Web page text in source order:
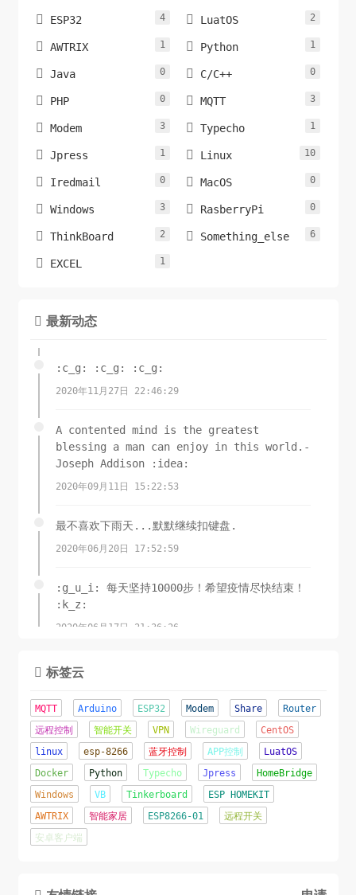
 ESP32 4  LuatOS 2
 AWTRIX 1  Python 1
 Java 0  C/C++ 0
 PHP 0  MQTT 3
 Modem 3  Typecho 1
 Jpress 1  Linux 10
 Iredmail 0  MacOS 0
 Windows 3  RasberryPi 0
 ThinkBoard 2  Something_else 6
 EXCEL 1
 最新动态
:c_g: :c_g: :c_g:
2020年11月27日 22:46:29
A contented mind is the greatest
blessing a man can enjoy in this world.-
Joseph Addison :idea:
2020年09月11日 15:22:53
最不喜欢下雨天...默默继续扣键盘.
2020年06月20日 17:52:59
:g_u_i: 每天坚持10000步！希望疫情尽快结束！
:k_z:
2020年06月17日 21:36:26
锲而舍之，朽木不折;锲而不舍，金石可镂.-荀子
这才是夏天该有的样子！
2020年06月07日 16:22:44
辛苦了几天...终于成功将网站从Jpress移植到了
TypeCho.o(╥﹏╥)o
2020年06月05日 22:12:09
 标签云
MQTT Arduino ESP32 Modem Share
Router
远程控制
智能开关 VPN Wireguard
CentOS
linux
esp-8266 蓝牙控制 APP控制
LuatOS
Docker
Python Typecho Jpress
HomeBridge
Windows
VB Tinkerboard
ESP HOMEKIT
AWTRIX
智能家居 ESP8266-01
远程开关
安卓客户端